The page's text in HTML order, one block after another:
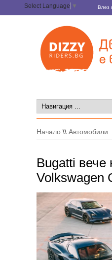
Select Language ▼ Влез
Начало \\ Автомобили
Bugatti вече
Volkswagen